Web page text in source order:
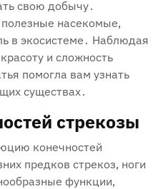
свою добычу․
насекомые‚
в экосистеме․ Наблюдая
и сложность
помогла вам узнать
существах․
стрекозы
конечностей
предков стрекоз‚ ноги
функции‚